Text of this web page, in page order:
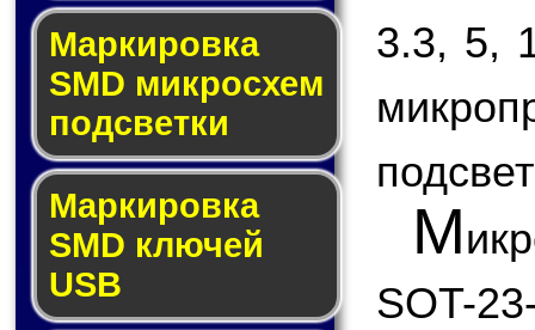
Маркировка
SMD мик­ро­схем
под­свет­ки
Маркировка
SMD клю­чей
USB
3.3, 5,
М
SOT-